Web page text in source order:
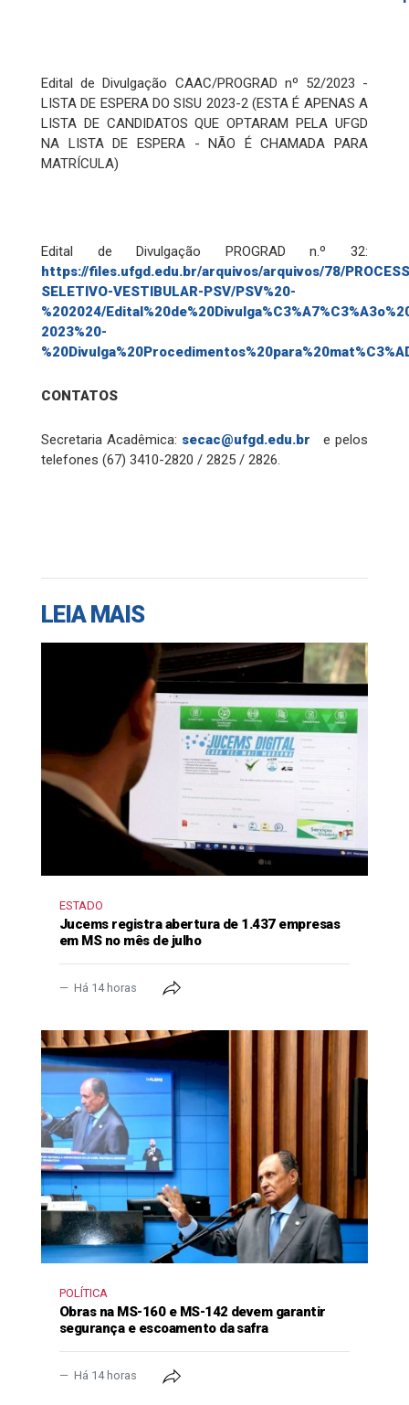
Edital de Divulgação CAAC/PROGRAD nº 52/2023 -
LISTA DE ESPERA DO SISU 2023-2 (ESTA É APENAS A
LISTA DE CANDIDATOS QUE OPTARAM PELA UFGD
NA LISTA DE ESPERA - NÃO É CHAMADA PARA
MATRÍCULA)
Edital de Divulgação PROGRAD n.º 32:
https://files.ufgd.edu.br/arquivos/arquivos/78/
SELETIVO-VESTIBULAR-PSV/PSV%20-
%202024/
2023%20-
CONTATOS
Secretaria Acadêmica: secac@ufgd.edu.br e pelos
telefones (67) 3410-2820 / 2825 / 2826.
LEIA MAIS
ESTADO
Jucems registra abertura de 1.437 empresas
em MS no mês de julho
Há 14 horas
POLÍTICA
Obras na MS-160 e MS-142 devem garantir
segurança e escoamento da safra
Há 14 horas